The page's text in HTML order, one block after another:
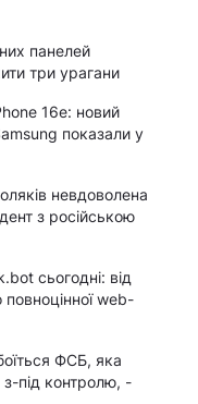
панелей
три урагани
16e: новий
показали у
невдоволена
з російською
сьогодні: від
web-
ФСБ, яка
з-під контролю, -